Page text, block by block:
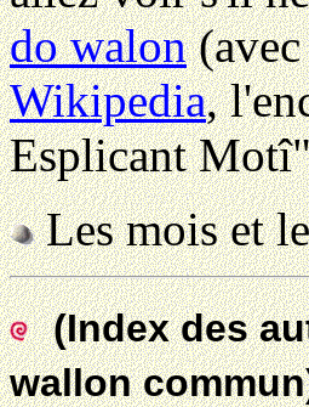
do walon(avec
Wikipedia,
Esplicant
Les mois et
(Index des
wallon